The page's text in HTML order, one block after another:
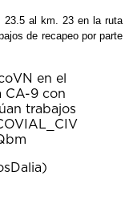
al km. 23 en la ruta
de recapeo por parte
en el
CA-9 con
trabajos